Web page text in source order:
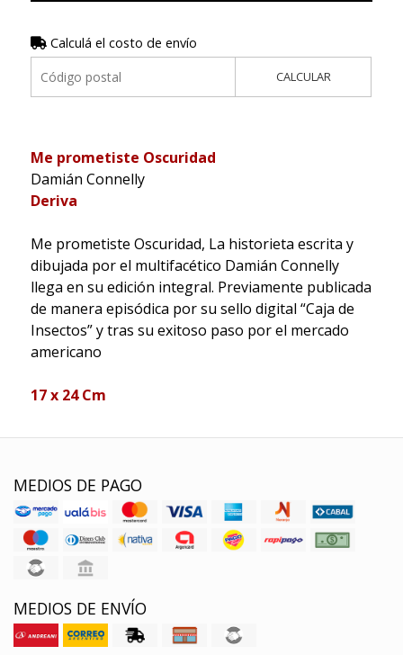
Calculá el costo de envío
CALCULAR
Me prometiste Oscuridad
Damián Connelly
Deriva
Me prometiste Oscuridad, La historieta escrita y
dibujada por el multifacético Damián Connelly
llega en su edición integral. Previamente publicada
de manera episódica por su sello digital “Caja de
Insectos” y tras su exitoso paso por el mercado
americano
17 x 24 Cm
MEDIOS DE PAGO
MEDIOS DE ENVÍO